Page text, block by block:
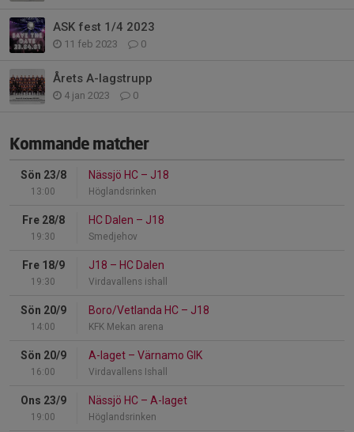
ASK fest 1/4 2023
11 feb 2023 0
Årets A-lagstrupp
4 jan 2023 0
Kommande matcher
Sön 23/8
13:00
Nässjö HC – J18
Höglandsrinken
Fre 28/8
19:30
HC Dalen – J18
Smedjehov
Fre 18/9
19:30
J18 – HC Dalen
Virdavallens ishall
Sön 20/9
14:00
Boro/Vetlanda HC – J18
KFK Mekan arena
Sön 20/9
16:00
A-laget – Värnamo GIK
Virdavallens Ishall
Ons 23/9
19:00
Nässjö HC – A-laget
Höglandsrinken